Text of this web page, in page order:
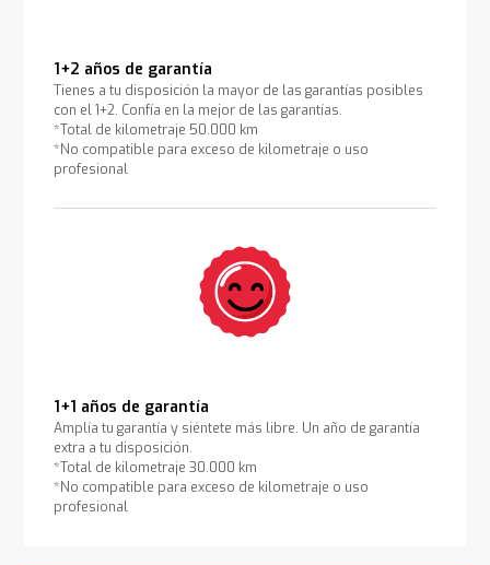
1+2 años de garantía
Tienes a tu disposición la mayor de las garantías posibles
con el 1+2. Confía en la mejor de las garantías.
*Total de kilometraje 50.000 km
*No compatible para exceso de kilometraje o uso
profesional
1+1 años de garantía
Amplía tu garantía y siéntete más libre. Un año de garantía
extra a tu disposición.
*Total de kilometraje 30.000 km
*No compatible para exceso de kilometraje o uso
profesional